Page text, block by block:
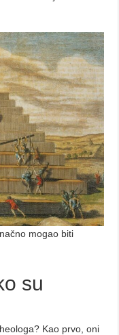
mogao biti
su
Kao prvo, oni